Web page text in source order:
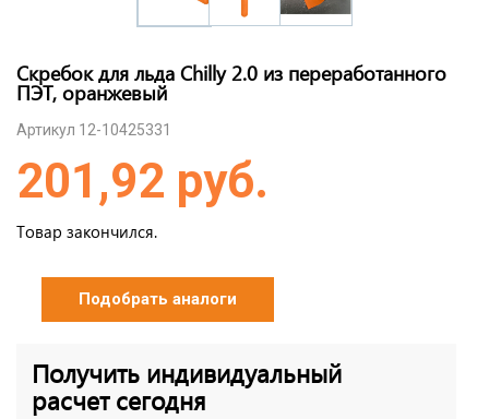
Скребок для льда Chilly 2.0 из переработанного
ПЭТ, оранжевый
Артикул 12-10425331
201,92 руб.
Товар закончился.
Подобрать аналоги
Получить индивидуальный
расчет сегодня